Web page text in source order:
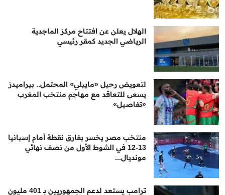
الهلال يعلن عن افتتاح مركز الماجدية
الرياضي الجديد كمقر رئيسي
لتعويض رحيل «ماييلي» المحتمل.. بيراميدز
يسعى للتعاقد مع مهاجم منتخب المغرب
«تفاصيل»
منتخب مصر يخسر بفارق نقطة أمام إسبانيا
13-12 في الشوط الأول من نصف نهائي
مونديال...
ترامب يستعد لدعم الجمهوريين بـ 401 مليون